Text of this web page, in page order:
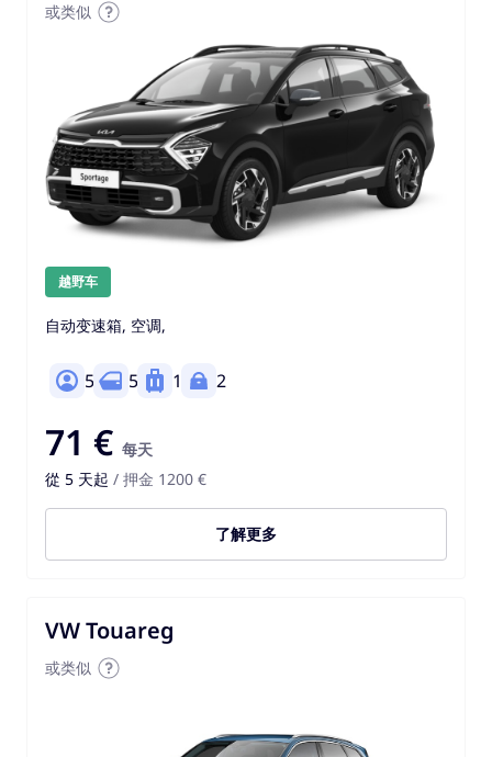
或类似
越野车
自动变速箱, 空调,
5 5 1 2
71 € 每天
從 5 天起 / 押金 1200 €
了解更多
VW Touareg
或类似